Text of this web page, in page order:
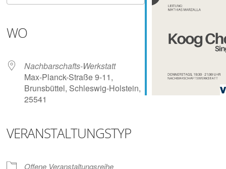
Outlook Live
WO
Nachbarschafts-Werkstatt
Max-Planck-Straße 9-11,
Brunsbüttel, Schleswig-Holstein,
25541
VERANSTALTUNGSTYP
Offene Veranstaltungsreihe